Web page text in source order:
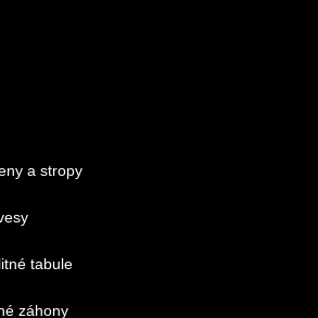
a stropy
tabule
záhony